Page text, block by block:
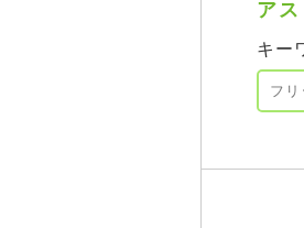
ア
キー